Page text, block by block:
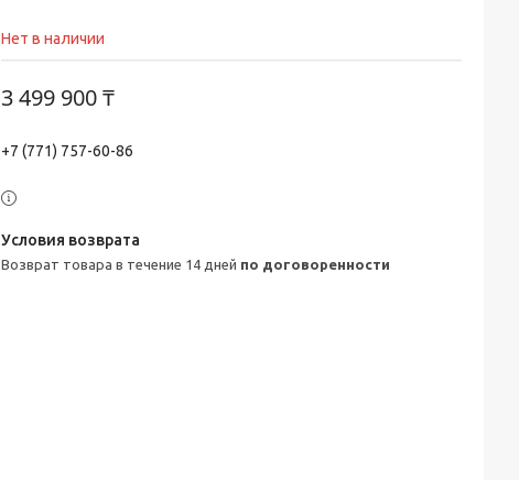
Нет в наличии
3 499 900 ₸
+7 (771) 757-60-86
возврат товара в течение 14 дней по договоренности